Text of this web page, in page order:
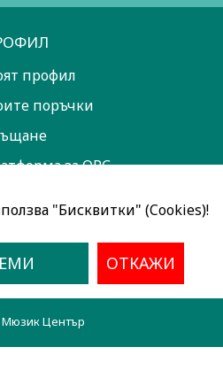
профил
поръчки
за ОРС
Мюзик Център
"Бисквитки" (Cookies)!
ОТКАЖИ